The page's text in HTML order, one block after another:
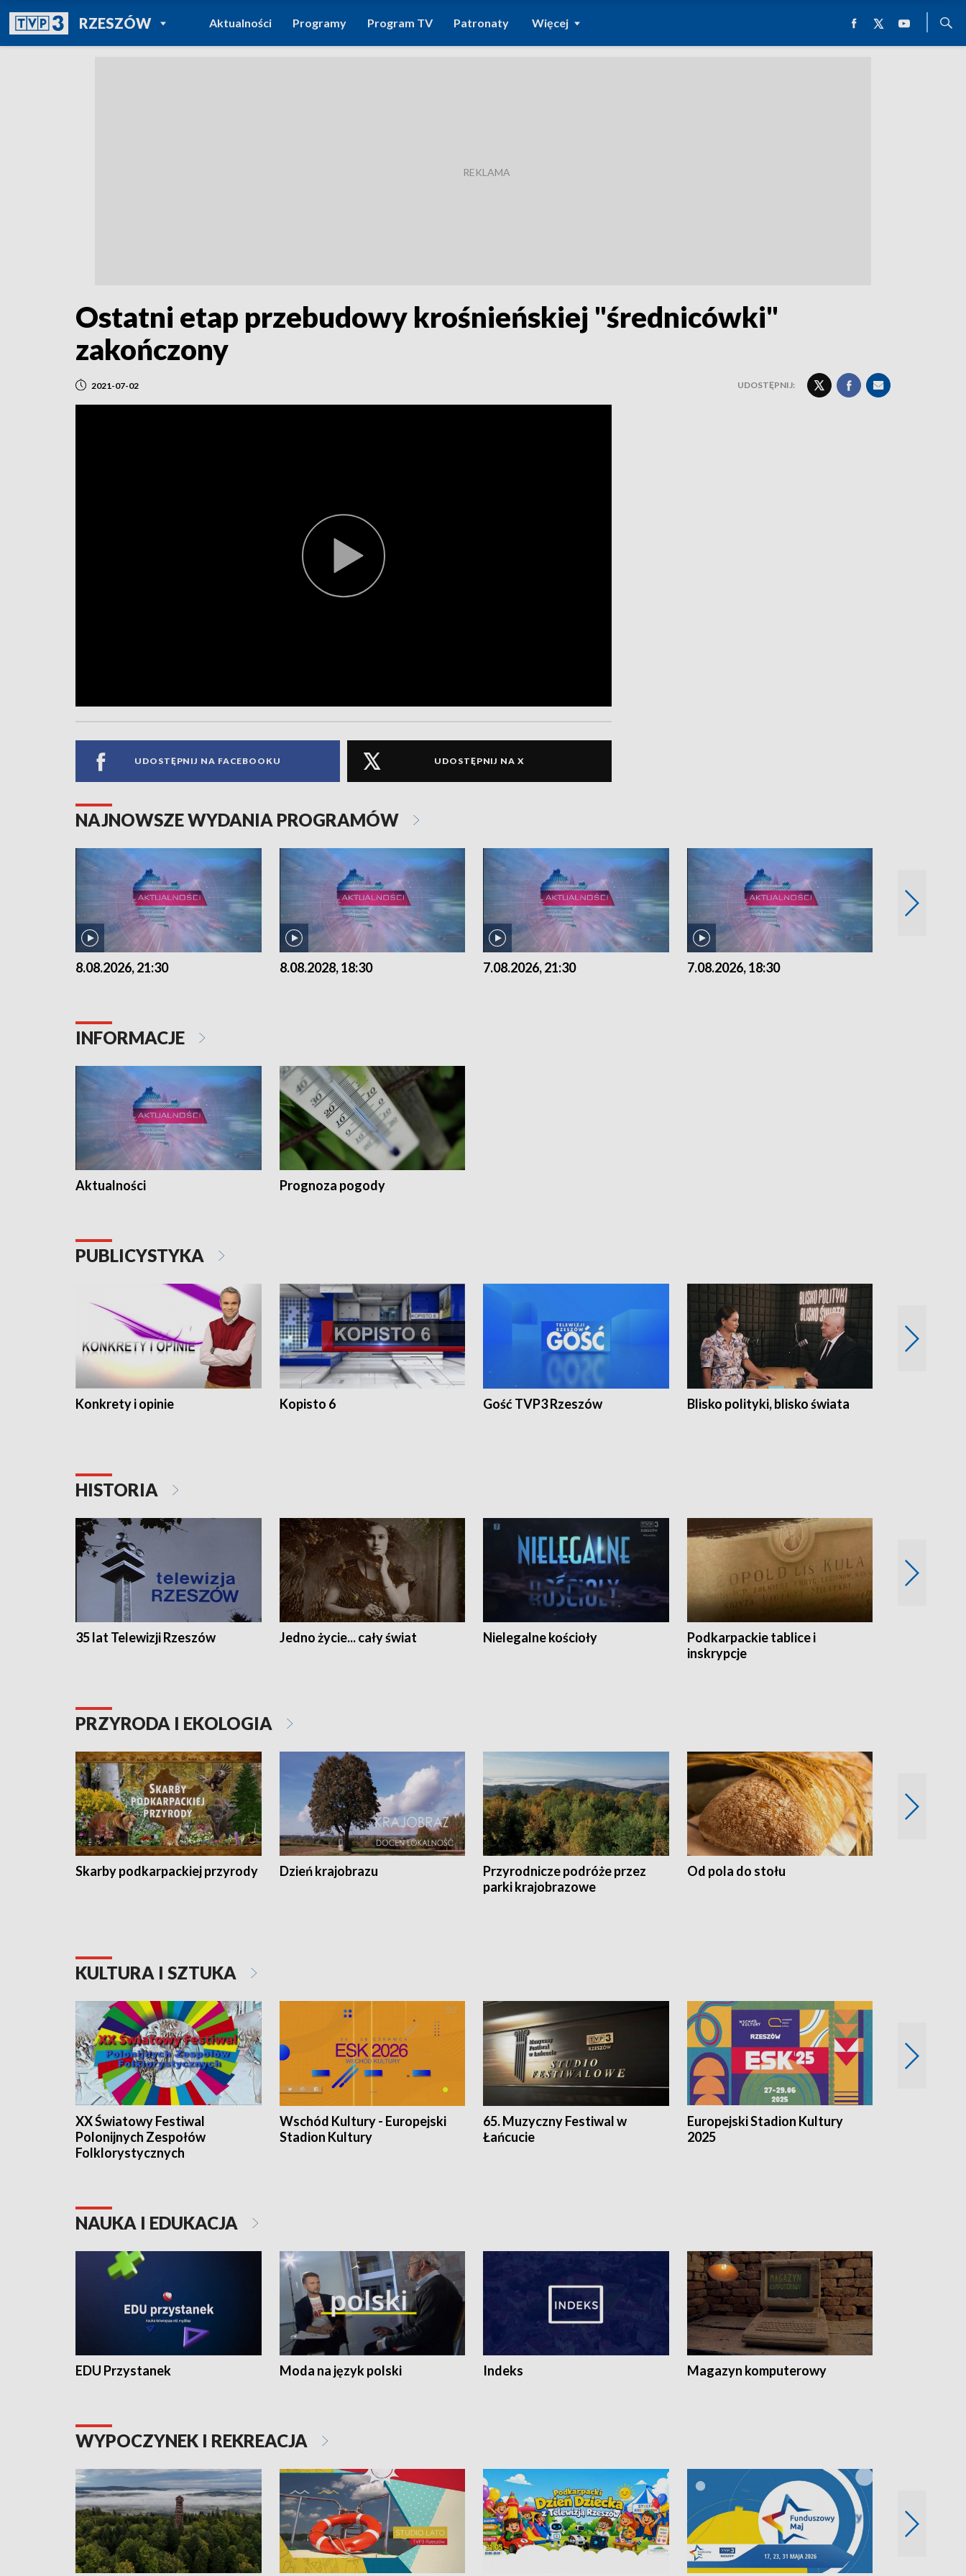
RZESZÓWPOWRÓT DO
TVP REGIONY
Aktualności Programy Program TV Patronaty Więcej
Ostatni etap przebudowy krośnieńskiej "średnicówki"
zakończony
2021-07-02 UDOSTĘPNIJ:
UDOSTĘPNIJ NA FACEBOOKU UDOSTĘPNIJ NA X
NAJNOWSZE WYDANIA PROGRAMÓW
8.08.2026, 21:30 8.08.2028, 18:30 7.08.2026, 21:30 7.08.2026, 18:30
INFORMACJE
Aktualności Prognoza pogody
PUBLICYSTYKA
Konkrety i opinie Kopisto 6 Gość TVP3 Rzeszów Blisko polityki, blisko świata
HISTORIA
35 lat Telewizji Rzeszów Jedno życie... cały świat Nielegalne kościoły
Podkarpackie tablice i
inskrypcje
PRZYRODA I EKOLOGIA
Skarby podkarpackiej przyrody Dzień krajobrazu
Przyrodnicze podróże przez
parki krajobrazowe
Od pola do stołu
KULTURA I SZTUKA
XX Światowy Festiwal
Polonijnych Zespołów
Folklorystycznych
Wschód Kultury - Europejski
Stadion Kultury
65. Muzyczny Festiwal w
Łańcucie
Europejski Stadion Kultury
2025
NAUKA I EDUKACJA
EDU Przystanek Moda na język polski Indeks Magazyn komputerowy
WYPOCZYNEK I REKREACJA